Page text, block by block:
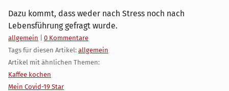
Dazu kommt, dass weder nach Stress noch nach
Lebensführung gefragt wurde.
Kategorien:
allgemein
0 Kommentare
Tags für diesen Artikel: allgemein
Artikel mit ähnlichen Themen:
Kaffee kochen
Mein Covid-19 Star